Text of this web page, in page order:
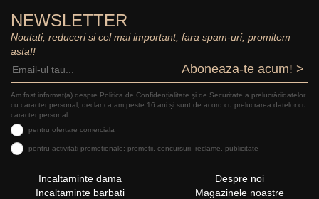
NEWSLETTER
Noutati, reduceri si cel mai important, fara spam-uri, promitem
asta!!
Aboneaza-te acum! >
Am fost informat(a) despre Politica de Confidențialitate şi de Securitate a prelucrăriidatelor
cu caracter personal, declar ca am peste 16 ani și sunt de acord cu prelucrarea datelor cu
caracter personal:
pentru ofertare comerciala
pentru activitati promotionale: promotii, concursuri, reclame, publicitate
Incaltaminte dama
Incaltaminte barbati
Despre noi
Magazinele noastre